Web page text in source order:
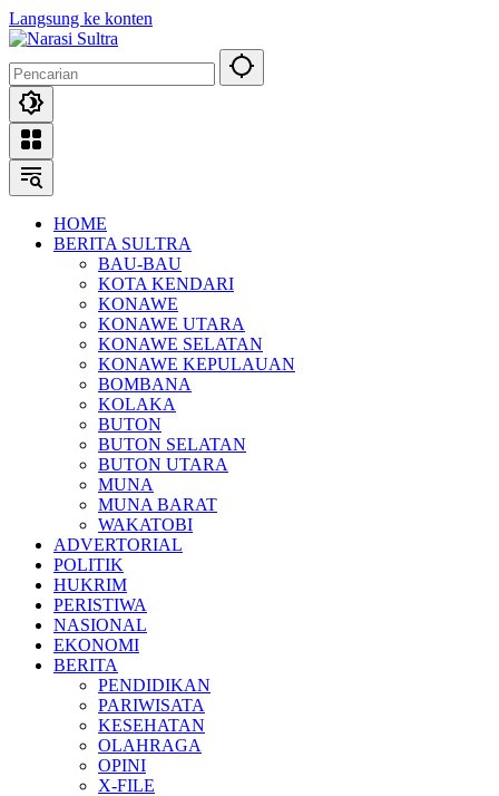
Langsung ke konten
HOME
BERITA SULTRA
BAU-BAU
KOTA KENDARI
KONAWE
KONAWE UTARA
KONAWE SELATAN
KONAWE KEPULAUAN
BOMBANA
KOLAKA
BUTON
BUTON SELATAN
BUTON UTARA
MUNA
MUNA BARAT
WAKATOBI
ADVERTORIAL
POLITIK
HUKRIM
PERISTIWA
NASIONAL
EKONOMI
BERITA
PENDIDIKAN
PARIWISATA
KESEHATAN
OLAHRAGA
OPINI
X-FILE